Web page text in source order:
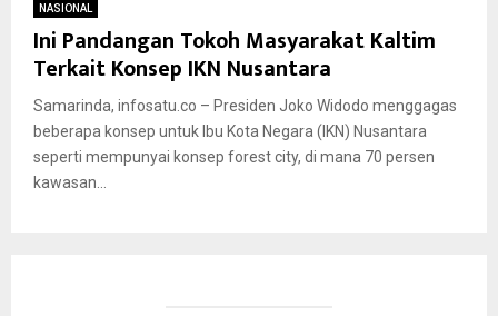
NASIONAL
Ini Pandangan Tokoh Masyarakat Kaltim
Terkait Konsep IKN Nusantara
Samarinda, infosatu.co – Presiden Joko Widodo menggagas
beberapa konsep untuk Ibu Kota Negara (IKN) Nusantara
seperti mempunyai konsep forest city, di mana 70 persen
kawasan...